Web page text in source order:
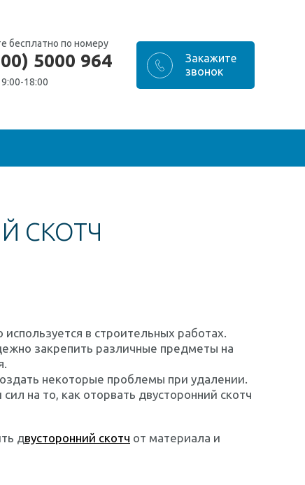
бесплатно по номеру
5000 964
18:00
СКОТЧ
в строительных работах.
закрепить различные предметы на
некоторые проблемы при удалении.
на то, как оторвать двусторонний скотч
двусторонний скотч от материала и